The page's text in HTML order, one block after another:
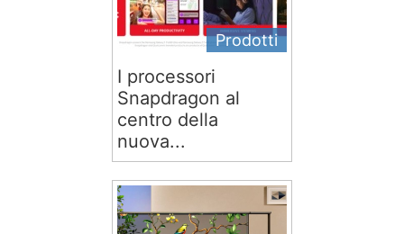
Prodotti
I processori
Snapdragon al
centro della
nuova...